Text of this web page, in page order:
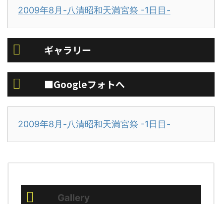
2009年8月-八清昭和天満宮祭 -1日目-
ギャラリー
■Googleフォトへ
2009年8月-八清昭和天満宮祭 -1日目-
Gallery